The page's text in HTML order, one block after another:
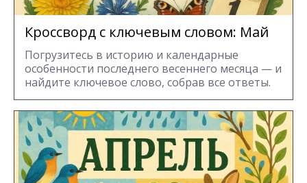
Кроссворд с ключевым словом: Май
Погрузитесь в историю и календарные
особенности последнего весеннего месяца — и
найдите ключевое слово, собрав все ответы.